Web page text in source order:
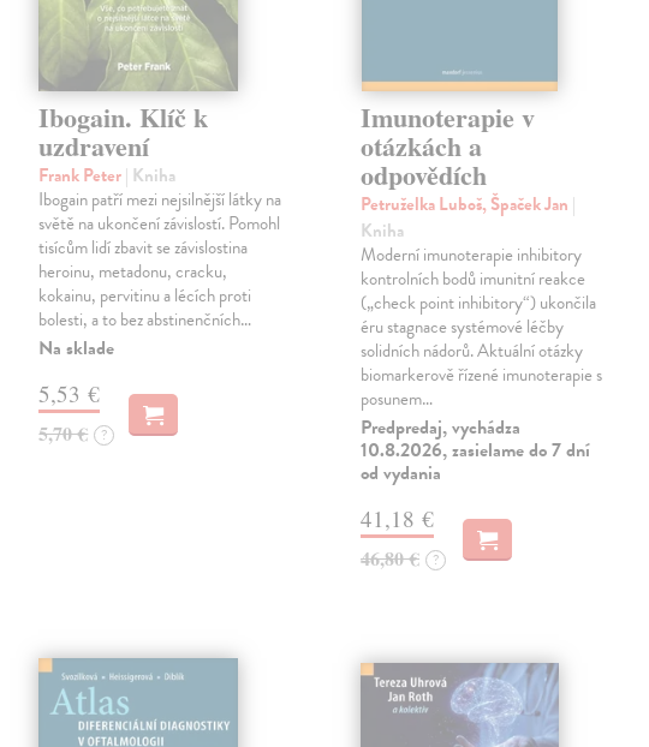
Ibogain. Klíč k
uzdravení
Frank Peter| Kniha
Ibogain patří mezi nejsilnější látky na
světě na ukončení závislostí. Pomohl
tisícům lidí zbavit se závislostina
heroinu, metadonu, cracku,
kokainu, pervitinu a lécích proti
bolesti, a to bez abstinenčních…
Na sklade
5,53 €
5,70 € ?
Imunoterapie v
otázkách a
odpovědích
Petruželka Luboš, Špaček Jan |
Kniha
Moderní imunoterapie inhibitory
kontrolních bodů imunitní reakce
(„check point inhibitory“) ukončila
éru stagnace systémové léčby
solidních nádorů. Aktuální otázky
biomarkerově řízené imunoterapie s
posunem…
Predpredaj, vychádza
10.8.2026, zasielame do 7 dní
od vydania
41,18 €
46,80 € ?